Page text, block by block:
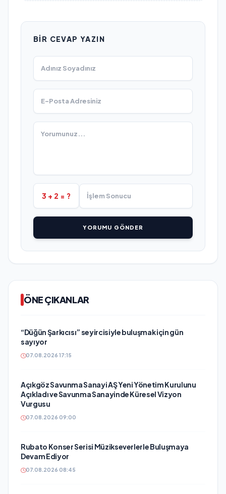
BIR CEVAP YAZIN
3 + 2 = ?
YORUMU GÖNDER
ÖNE ÇIKANLAR
“Düğün Şarkıcısı” seyircisiyle buluşmak için gün
sayıyor
07.08.2026 17:15
Açıkgöz Savunma Sanayi AŞ Yeni Yönetim Kurulunu
Açıkladı ve Savunma Sanayinde Küresel Vizyon
Vurgusu
07.08.2026 09:00
Rubato Konser Serisi Müzikseverlerle Buluşmaya
Devam Ediyor
07.08.2026 08:45